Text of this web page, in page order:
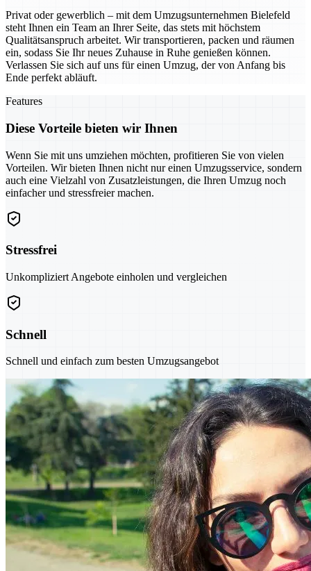
Privat oder gewerblich – mit dem Umzugsunternehmen Bielefeld
steht Ihnen ein Team an Ihrer Seite, das stets mit höchstem
Qualitätsanspruch arbeitet. Wir transportieren, packen und räumen
ein, sodass Sie Ihr neues Zuhause in Ruhe genießen können.
Verlassen Sie sich auf uns für einen Umzug, der von Anfang bis
Ende perfekt abläuft.
Features
Diese Vorteile bieten wir Ihnen
Wenn Sie mit uns umziehen möchten, profitieren Sie von vielen
Vorteilen. Wir bieten Ihnen nicht nur einen Umzugsservice, sondern
auch eine Vielzahl von Zusatzleistungen, die Ihren Umzug noch
einfacher und stressfreier machen.
Stressfrei
Unkompliziert Angebote einholen und vergleichen
Schnell
Schnell und einfach zum besten Umzugsangebot